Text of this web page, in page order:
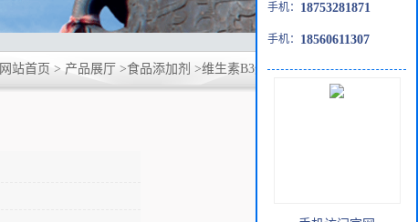
网站首页 > 产品展厅 >食品添加剂 >维生素B3烟酸3-吡啶甲酸
手机： 18753281871
手机： 18560611307